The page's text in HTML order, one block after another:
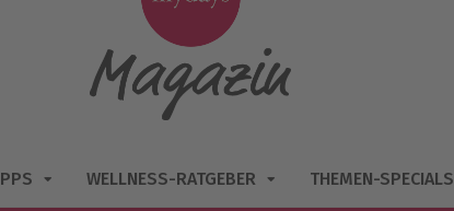
WELLNESS-RATGEBER THEMEN-SPECIALS